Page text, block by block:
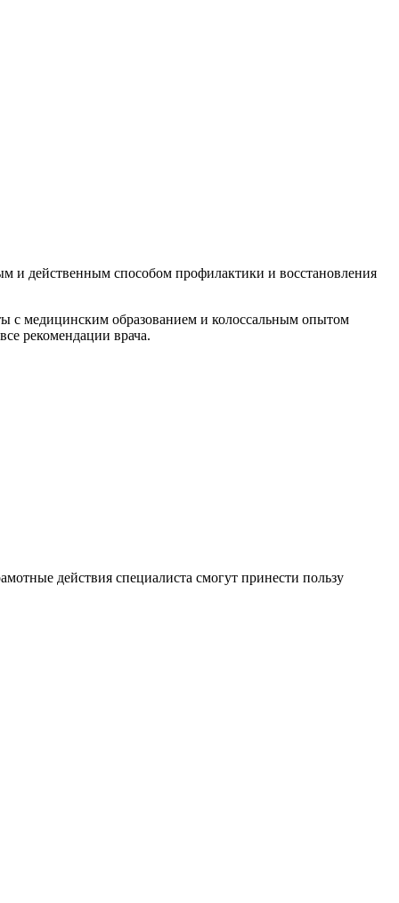
и действенным способом профилактики и восстановления
с медицинским образованием и колоссальным опытом
рекомендации врача.
действия специалиста смогут принести пользу